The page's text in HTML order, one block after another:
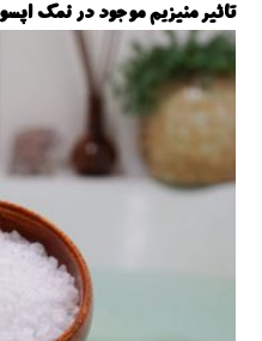
تاثیر منیزیم موجود در نمک
نمک اپسوم